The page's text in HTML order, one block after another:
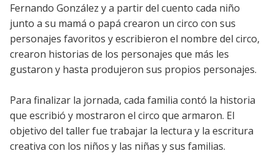
Fernando González y a partir del cuento cada niño
junto a su mamá o papá crearon un circo con sus
personajes favoritos y escribieron el nombre del circo,
crearon historias de los personajes que más les
gustaron y hasta produjeron sus propios personajes.
Para finalizar la jornada, cada familia contó la historia
que escribió y mostraron el circo que armaron. El
objetivo del taller fue trabajar la lectura y la escritura
creativa con los niños y las niñas y sus familias.